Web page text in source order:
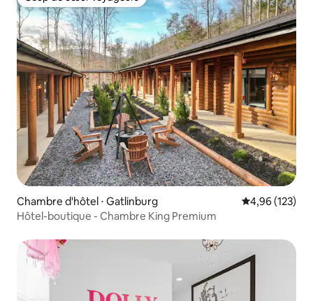
Coup de cœur voyageurs
Chambre d'hôtel ⋅ Gatlinburg Évaluation
4,96 (123)
Hôtel-boutique - Chambre King Premium